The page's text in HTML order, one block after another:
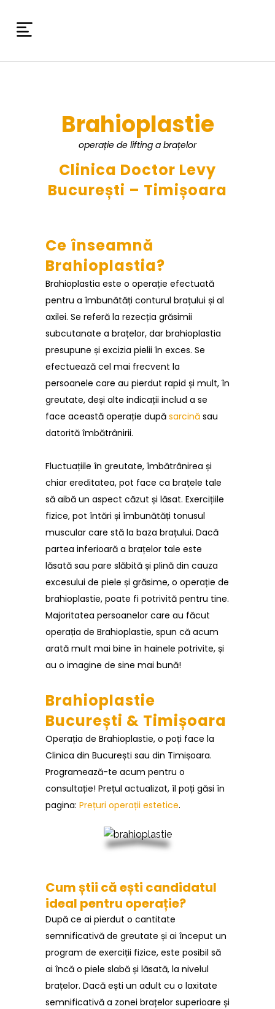
Brahioplastie
operație de lifting a brațelor
Clinica Doctor Levy
București – Timișoara
Ce înseamnă
Brahioplastia?
Brahioplastia este o operație efectuată
pentru a îmbunătăți conturul brațului și al
axilei. Se referă la rezecția grăsimii
subcutanate a brațelor, dar brahioplastia
presupune și excizia pielii în exces. Se
efectuează cel mai frecvent la
persoanele care au pierdut rapid și mult, în
greutate, deși alte indicații includ a se
face această operație după sarcină sau
datorită îmbătrânirii.
Fluctuațiile în greutate, îmbătrânirea și
chiar ereditatea, pot face ca brațele tale
să aibă un aspect căzut și lăsat. Exercițiile
fizice, pot întări și îmbunătăți tonusul
muscular care stă la baza brațului. Dacă
partea inferioară a brațelor tale este
lăsată sau pare slăbită și plină din cauza
excesului de piele și grăsime, o operație de
brahioplastie, poate fi potrivită pentru tine.
Majoritatea persoanelor care au făcut
operația de Brahioplastie, spun că acum
arată mult mai bine în hainele potrivite, și
au o imagine de sine mai bună!
Brahioplastie
București & Timișoara
Operația de Brahioplastie, o poți face la
Clinica din București sau din Timișoara.
Programează-te acum pentru o
consultație! Prețul actualizat, îl poți găsi în
pagina: Prețuri operații estetice.
Cum știi că ești candidatul
ideal pentru operație?
După ce ai pierdut o cantitate
semnificativă de greutate și ai început un
program de exerciții fizice, este posibil să
ai încă o piele slabă și lăsată, la nivelul
brațelor. Dacă ești un adult cu o laxitate
semnificativă a zonei brațelor superioare și